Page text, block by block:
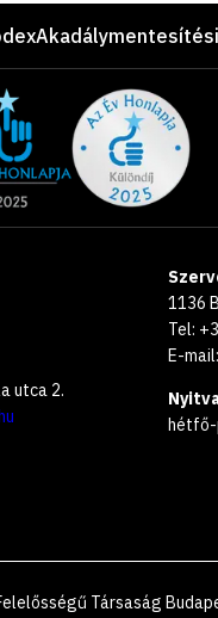
utca 2.
1136
Tel:
E-mail:
hétfő-
Társaság